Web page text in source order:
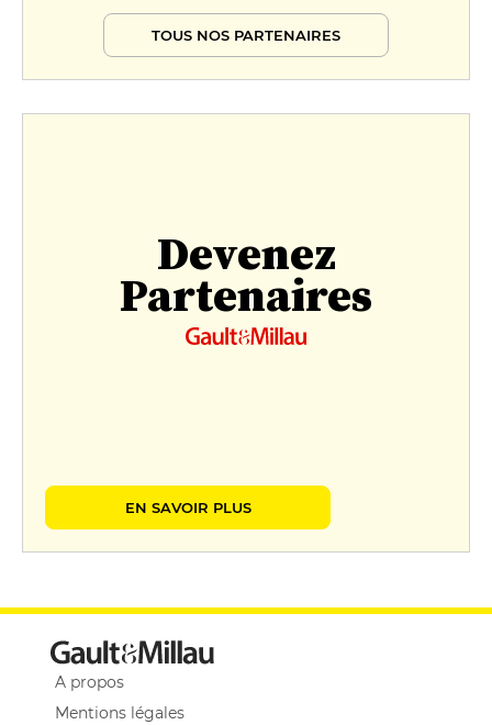
TOUS NOS PARTENAIRES
Devenez
Partenaires
EN SAVOIR PLUS
A propos
Mentions légales